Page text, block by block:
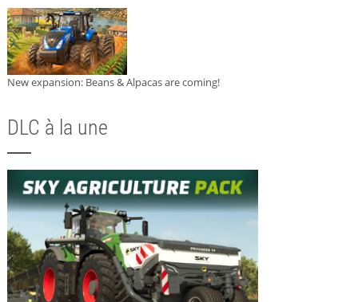
New expansion: Beans & Alpacas are coming!
DLC à la une